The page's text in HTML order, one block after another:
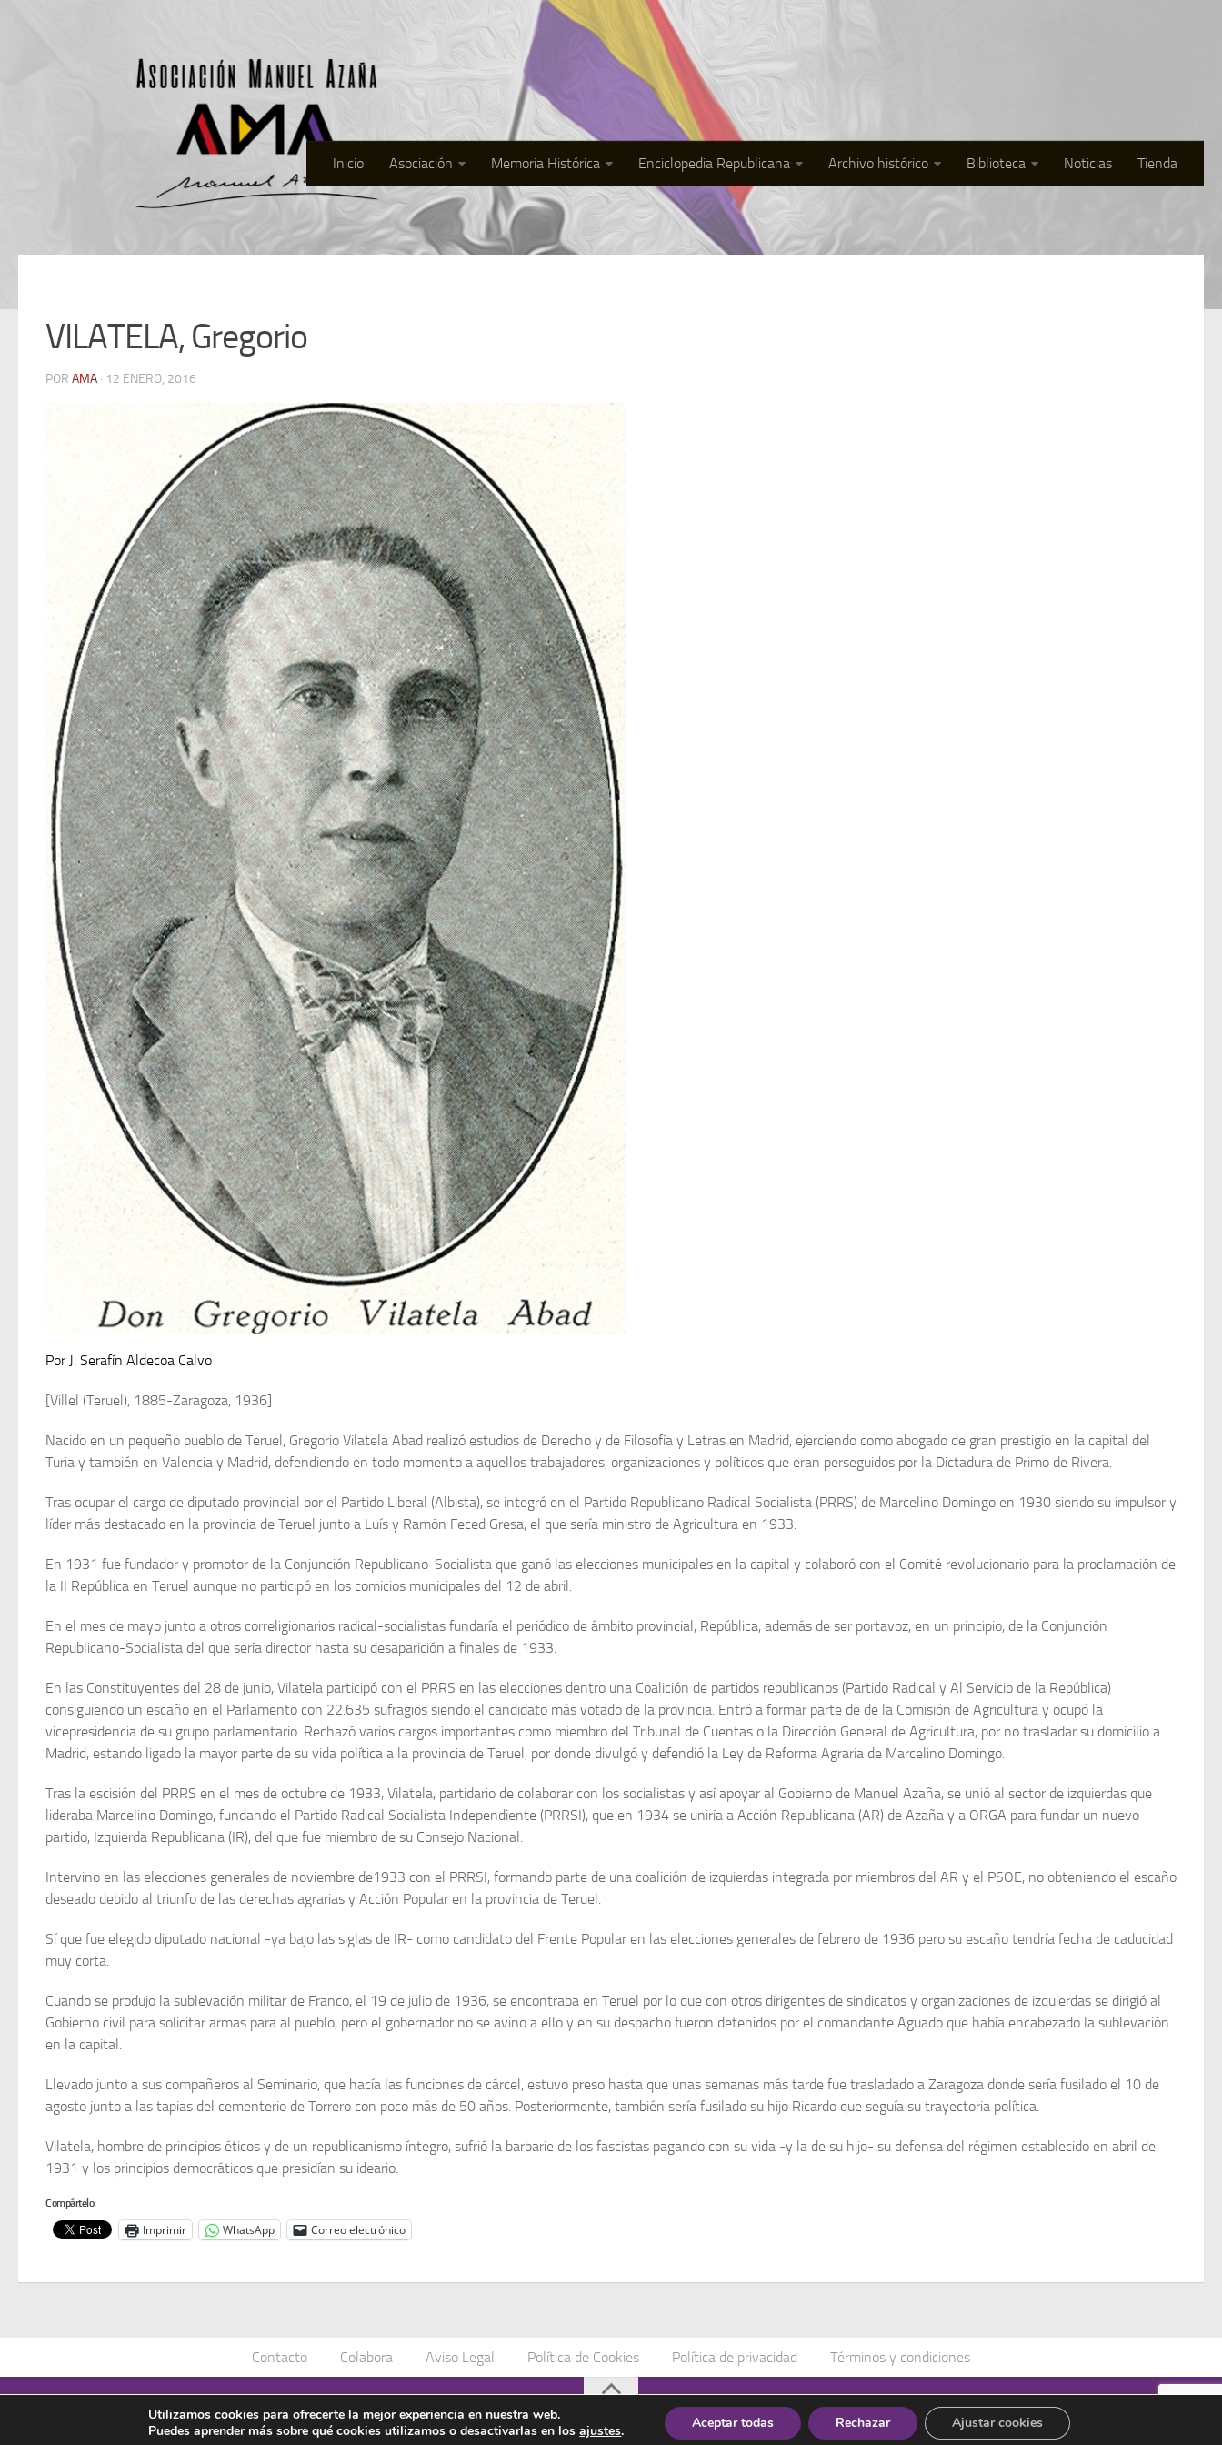
Inicio Asociación Memoria Histórica Enciclopedia Republicana Archivo histórico Biblioteca Noticias Tienda
VILATELA, Gregorio
POR AMA · 12 ENERO, 2016
Por J. Serafín Aldecoa Calvo
[Villel (Teruel), 1885-Zaragoza, 1936]
Nacido en un pequeño pueblo de Teruel, Gregorio Vilatela Abad realizó estudios de Derecho y de Filosofía y Letras en Madrid, ejerciendo como abogado de gran prestigio en la capital del
Turia y también en Valencia y Madrid, defendiendo en todo momento a aquellos trabajadores, organizaciones y políticos que eran perseguidos por la Dictadura de Primo de Rivera.
Tras ocupar el cargo de diputado provincial por el Partido Liberal (Albista), se integró en el Partido Republicano Radical Socialista (PRRS) de Marcelino Domingo en 1930 siendo su impulsor y
líder más destacado en la provincia de Teruel junto a Luís y Ramón Feced Gresa, el que sería ministro de Agricultura en 1933.
En 1931 fue fundador y promotor de la Conjunción Republicano-Socialista que ganó las elecciones municipales en la capital y colaboró con el Comité revolucionario para la proclamación de
la II República en Teruel aunque no participó en los comicios municipales del 12 de abril.
En el mes de mayo junto a otros correligionarios radical-socialistas fundaría el periódico de ámbito provincial, República, además de ser portavoz, en un principio, de la Conjunción
Republicano-Socialista del que sería director hasta su desaparición a finales de 1933.
En las Constituyentes del 28 de junio, Vilatela participó con el PRRS en las elecciones dentro una Coalición de partidos republicanos (Partido Radical y Al Servicio de la República)
consiguiendo un escaño en el Parlamento con 22.635 sufragios siendo el candidato más votado de la provincia. Entró a formar parte de de la Comisión de Agricultura y ocupó la
vicepresidencia de su grupo parlamentario. Rechazó varios cargos importantes como miembro del Tribunal de Cuentas o la Dirección General de Agricultura, por no trasladar su domicilio a
Madrid, estando ligado la mayor parte de su vida política a la provincia de Teruel, por donde divulgó y defendió la Ley de Reforma Agraria de Marcelino Domingo.
Tras la escisión del PRRS en el mes de octubre de 1933, Vilatela, partidario de colaborar con los socialistas y así apoyar al Gobierno de Manuel Azaña, se unió al sector de izquierdas que
lideraba Marcelino Domingo, fundando el Partido Radical Socialista Independiente (PRRSI), que en 1934 se uniría a Acción Republicana (AR) de Azaña y a ORGA para fundar un nuevo
partido, Izquierda Republicana (IR), del que fue miembro de su Consejo Nacional.
Intervino en las elecciones generales de noviembre de1933 con el PRRSI, formando parte de una coalición de izquierdas integrada por miembros del AR y el PSOE, no obteniendo el escaño
deseado debido al triunfo de las derechas agrarias y Acción Popular en la provincia de Teruel.
Sí que fue elegido diputado nacional -ya bajo las siglas de IR- como candidato del Frente Popular en las elecciones generales de febrero de 1936 pero su escaño tendría fecha de caducidad
muy corta.
Cuando se produjo la sublevación militar de Franco, el 19 de julio de 1936, se encontraba en Teruel por lo que con otros dirigentes de sindicatos y organizaciones de izquierdas se dirigió al
Gobierno civil para solicitar armas para al pueblo, pero el gobernador no se avino a ello y en su despacho fueron detenidos por el comandante Aguado que había encabezado la sublevación
en la capital.
Llevado junto a sus compañeros al Seminario, que hacía las funciones de cárcel, estuvo preso hasta que unas semanas más tarde fue trasladado a Zaragoza donde sería fusilado el 10 de
agosto junto a las tapias del cementerio de Torrero con poco más de 50 años. Posteriormente, también sería fusilado su hijo Ricardo que seguía su trayectoria política.
Vilatela, hombre de principios éticos y de un republicanismo íntegro, sufrió la barbarie de los fascistas pagando con su vida -y la de su hijo- su defensa del régimen establecido en abril de
1931 y los principios democráticos que presidían su ideario.
Compártelo:
Imprimir WhatsApp Correo electrónico
Contacto Colabora Aviso Legal Política de Cookies Política de privacidad Términos y condiciones
Asociación Manuel Azaña © 2020 - Todos los derechos reservados
Utilizamos cookies para ofrecerte la mejor experiencia en nuestra web.
Puedes aprender más sobre qué cookies utilizamos o desactivarlas en losajustes. Aceptar todas Rechazar Ajustar cookies